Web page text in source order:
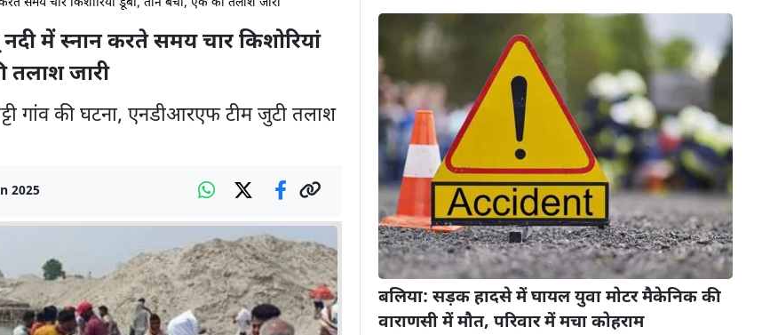
में स्नान करते समय चार किशोरियां
तलाश जारी
गांव की घटना, एनडीआरएफ टीम जुटी तलाश
2025
बलिया: सड़क हादसे में घायल युवा मोटर मैकेनिक की
वाराणसी में मौत, परिवार में मचा कोहराम